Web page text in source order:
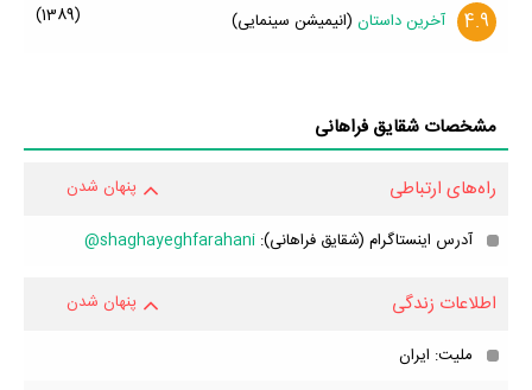
4.9 آخرین داستان (انیمیشن سینمایی) (1389)
مشخصات شقایق فراهانی
راه‌های ارتباطی پنهان شدن
آدرس اینستاگرام (شقایق فراهانی): shaghayeghfarahani@
اطلاعات زندگی پنهان شدن
ملیت: ایران